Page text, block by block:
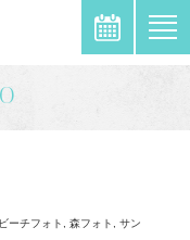
ーチフォト, 森フォト, サン